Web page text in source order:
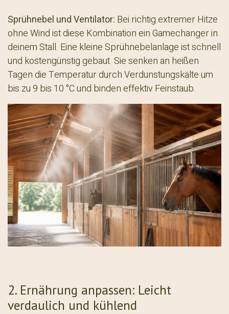
Sprühnebel und Ventilator: Bei richtig extremer Hitze
ohne Wind ist diese Kombination ein Gamechanger in
deinem Stall. Eine kleine Sprühnebelanlage ist schnell
und kostengünstig gebaut. Sie senken an heißen
Tagen die Temperatur durch Verdunstungskälte um
bis zu 9 bis 10 °C und binden effektiv Feinstaub.
2. Ernährung anpassen: Leic​ht
verdaulich und kühlend